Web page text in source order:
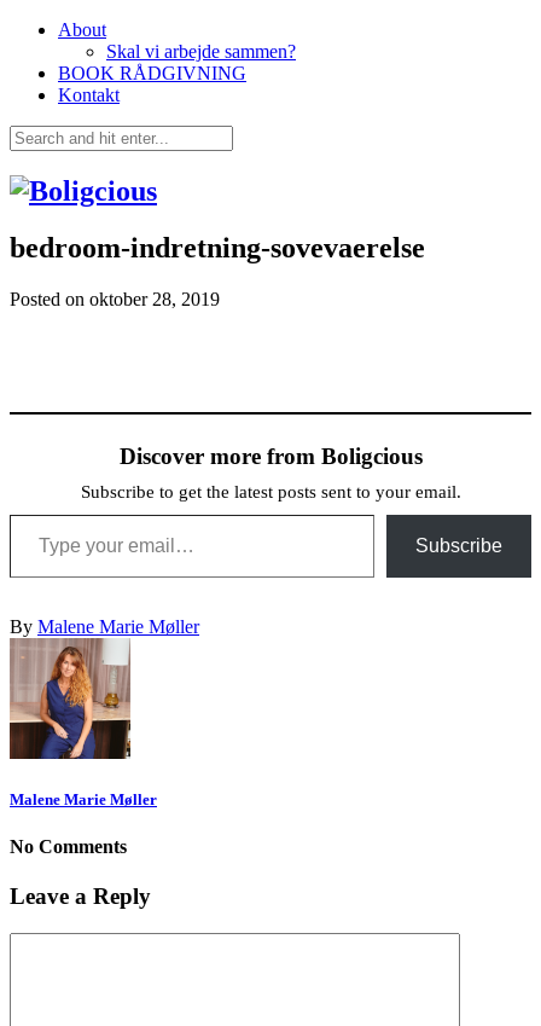
About
Skal vi arbejde sammen?
BOOK RÅDGIVNING
Kontakt
bedroom-indretning-sovevaerelse
Posted on oktober 28, 2019
Discover more from Boligcious
Subscribe to get the latest posts sent to your email.
Type your email…
Subscribe
By Malene Marie Møller
Malene Marie Møller
No Comments
Leave a Reply